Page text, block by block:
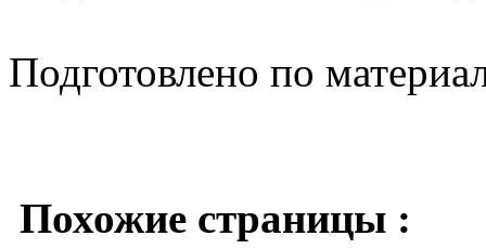
Подготовлено по
Похожие страницы :